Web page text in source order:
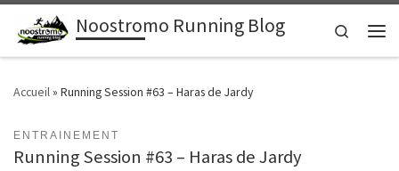
Passer au contenuNoostromo Running Blog
Search
Accueil» Running Session #63 – Haras de Jardy
ENTRAINEMENT
Running Session #63 – Haras de Jardy